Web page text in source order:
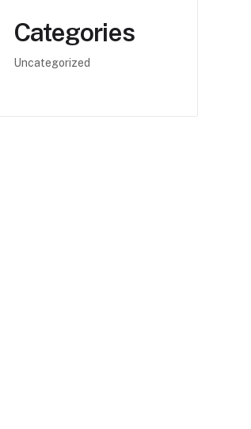
Categories
Uncategorized